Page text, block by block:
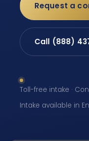
Request a
Call (888)
Toll-free intake ·
Intake available in